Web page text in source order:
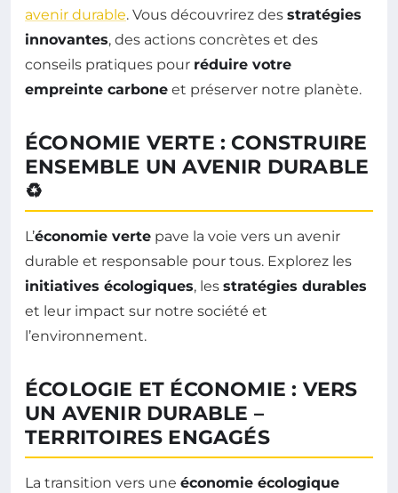
avenir durable. Vous découvrirez des stratégies
innovantes, des actions concrètes et des
conseils pratiques pour réduire votre
empreinte carbone et préserver notre planète.
ÉCONOMIE VERTE : CONSTRUIRE
ENSEMBLE UN AVENIR DURABLE
♻️
L’économie verte pave la voie vers un avenir
durable et responsable pour tous. Explorez les
initiatives écologiques, les stratégies durables
et leur impact sur notre société et
l’environnement.
ÉCOLOGIE ET ÉCONOMIE : VERS
UN AVENIR DURABLE –
TERRITOIRES ENGAGÉS
La transition vers une économie écologique